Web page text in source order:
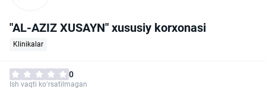
"AL-AZIZ XUSAYN" xususiy korxonasi
Klinikalar
0
Ish vaqti ko‘rsatilmagan